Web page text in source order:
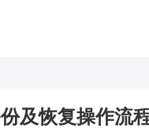
及恢复操作流